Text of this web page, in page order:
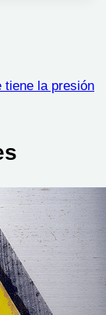
tiene la presión